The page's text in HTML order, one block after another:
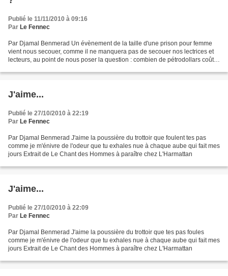
Publié le 11/11/2010 à 09:16
Par Le Fennec
Par Djamal Benmerad Un évènement de la taille d'une prison pour femme
vient nous secouer, comme il ne manquera pas de secouer nos lectrices et
lecteurs, au point de nous poser la question : combien de pétrodollars coûte
J'aime...
Publié le 27/10/2010 à 22:19
Par Le Fennec
Par Djamal Benmerad J'aime la poussière du trottoir que foulent tes pas
comme je m'énivre de l'odeur que tu exhales nue à chaque aube qui fait mes
jours Extrait de Le Chant des Hommes à paraître chez L'Harmattan
J'aime...
Publié le 27/10/2010 à 22:09
Par Le Fennec
Par Djamal Benmerad J'aime la poussière du trottoir que tes pas foules
comme je m'énivre de l'odeur que tu exhales nue à chaque aube qui fait mes
jours Extrait de Le Chant des Hommes à paraître chez L'Harmattan